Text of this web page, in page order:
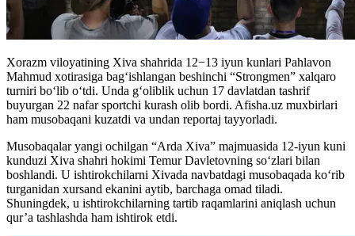
Xorazm viloyatining Xiva shahrida 12−13 iyun kunlari Pahlavon
Mahmud xotirasiga bagʻishlangan beshinchi “Strongmen” xalqaro
turniri boʻlib oʻtdi. Unda gʻoliblik uchun 17 davlatdan tashrif
buyurgan 22 nafar sportchi kurash olib bordi. Afisha.uz muxbirlari
ham musobaqani kuzatdi va undan reportaj tayyorladi.
Musobaqalar yangi ochilgan “Arda Xiva” majmuasida 12-iyun kuni
kunduzi Xiva shahri hokimi Temur Davletovning soʻzlari bilan
boshlandi. U ishtirokchilarni Xivada navbatdagi musobaqada koʻrib
turganidan xursand ekanini aytib, barchaga omad tiladi.
Shuningdek, u ishtirokchilarning tartib raqamlarini aniqlash uchun
qur’a tashlashda ham ishtirok etdi.